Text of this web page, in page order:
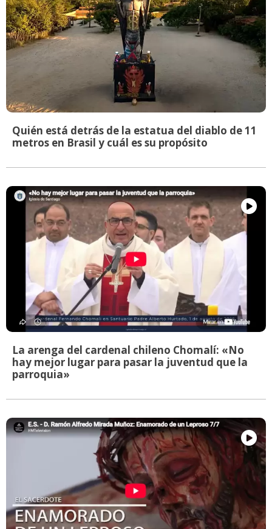
Quién está detrás de la estatua del diablo de 11
metros en Brasil y cuál es su propósito
La arenga del cardenal chileno Chomalí: «No
hay mejor lugar para pasar la juventud que la
parroquia»